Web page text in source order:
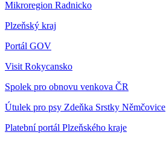
Mikroregion Radnicko
Plzeňský kraj
Portál GOV
Visit Rokycansko
Spolek pro obnovu venkova ČR
Útulek pro psy Zdeňka Srstky Němčovice
Platební portál Plzeňského kraje